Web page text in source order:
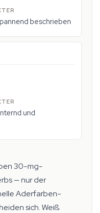
beschrieben
und
30-mg-
— nur der
Aderfarben-
sich. Weiß